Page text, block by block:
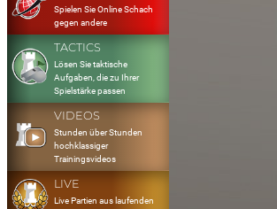
Spielen Sie Online Schach
gegen andere
TACTICS
Lösen Sie taktische
Aufgaben, die zu Ihrer
Spielstärke passen
VIDEOS
Stunden über Stunden
hochklassiger
Trainingsvideos
LIVE
Live Partien aus laufenden